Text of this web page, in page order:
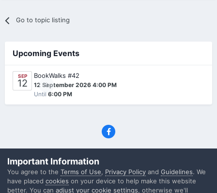
Go to topic listing
Upcoming Events
SEP
12 0
BookWalks #42
12 September 2026 4:00 PM
Until 6:00 PM
(C) SFF.gr, All rights reserved
Powered by Invision Community
Important Information
You agree to the Terms of Use, Privacy Policy and Guidelines. We
have placed cookies on your device to help make this website
better. You can adjust your cookie settings, otherwise we'll